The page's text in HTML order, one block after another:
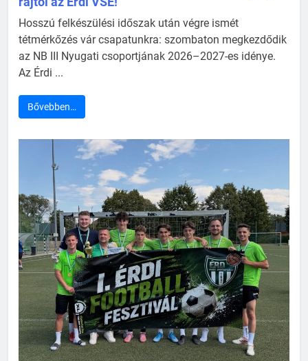
Hosszú felkészülési időszak után végre ismét
tétmérkőzés vár csapatunkra: szombaton megkezdődik
az NB III Nyugati csoportjának 2026–2027-es idénye.
Az Érdi ...
Bővebben…